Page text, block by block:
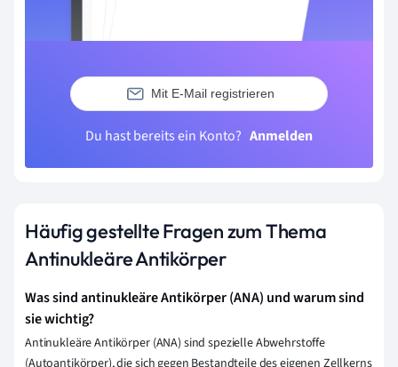
Mit E-Mail registrieren
Du hast bereits ein Konto? Anmelden
Häufig gestellte Fragen zum Thema
Antinukleäre Antikörper
Was sind antinukleäre Antikörper (ANA) und warum sind
sie wichtig?
Antinukleäre Antikörper (ANA) sind spezielle Abwehrstoffe
(Autoantikörper), die sich gegen Bestandteile des eigenen Zellkerns